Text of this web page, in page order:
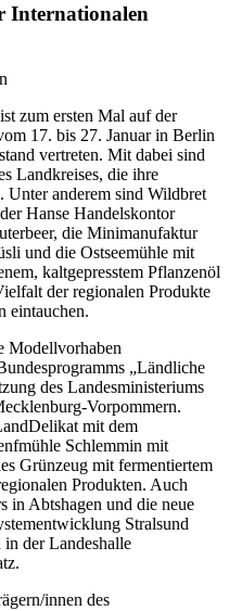
Internationalen
zum ersten Mal auf der
17. bis 27. Januar in Berlin
vertreten. Mit dabei sind
Landkreises, die ihre
Unter anderem sind Wildbret
Hanse Handelskontor
die Minimanufaktur
und die Ostseemühle mit
kaltgepresstem Pflanzenöl
der regionalen Produkte
eintauchen.
Modellvorhaben
„Ländliche
des Landesministeriums
Vorpommern.
mit dem
Schlemmin mit
Grünzeug mit fermentiertem
Produkten. Auch
in Abtshagen und die neue
Stralsund
in der Landeshalle
innen des